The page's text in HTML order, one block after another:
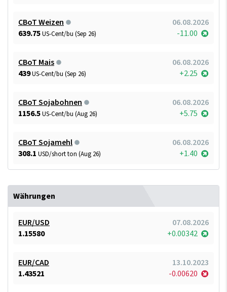
CBoT Weizen
06.08.2026
639.75US-Cent/bu (Sep 26) -11.00
CBoT Mais
06.08.2026
439US-Cent/bu (Sep 26) +2.25
CBoT Sojabohnen
06.08.2026
1156.5US-Cent/bu (Aug 26) +5.75
CBoT Sojamehl
06.08.2026
308.1 USD/short ton (Aug 26) +1.40
Währungen
EUR/USD
07.08.2026
1.15580
+0.00342
EUR/CAD
13.10.2023
1.43521
-0.00620